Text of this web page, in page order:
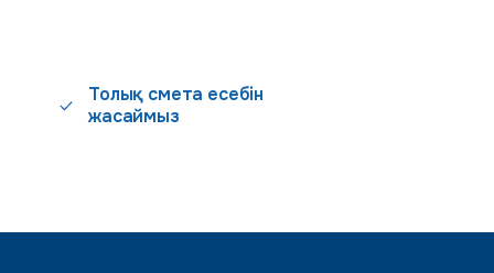
Толық смета есебін
жасаймыз